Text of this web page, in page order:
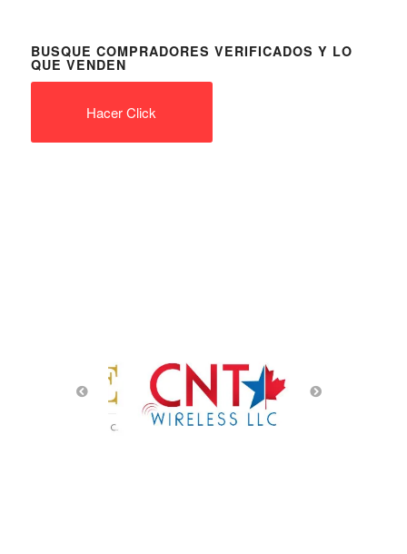
BUSQUE COMPRADORES VERIFICADOS Y LO
QUE VENDEN
Hacer Click